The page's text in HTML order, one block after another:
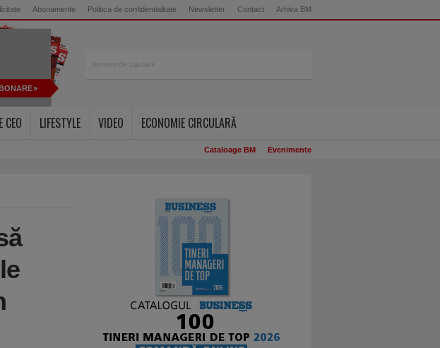
Abonamente Politica de confidentialitate Newsletter Contact Arhiva BM
CEO LIFESTYLE VIDEO
ECONOMIE CIRCULARĂ
Cataloage BM Evenimente